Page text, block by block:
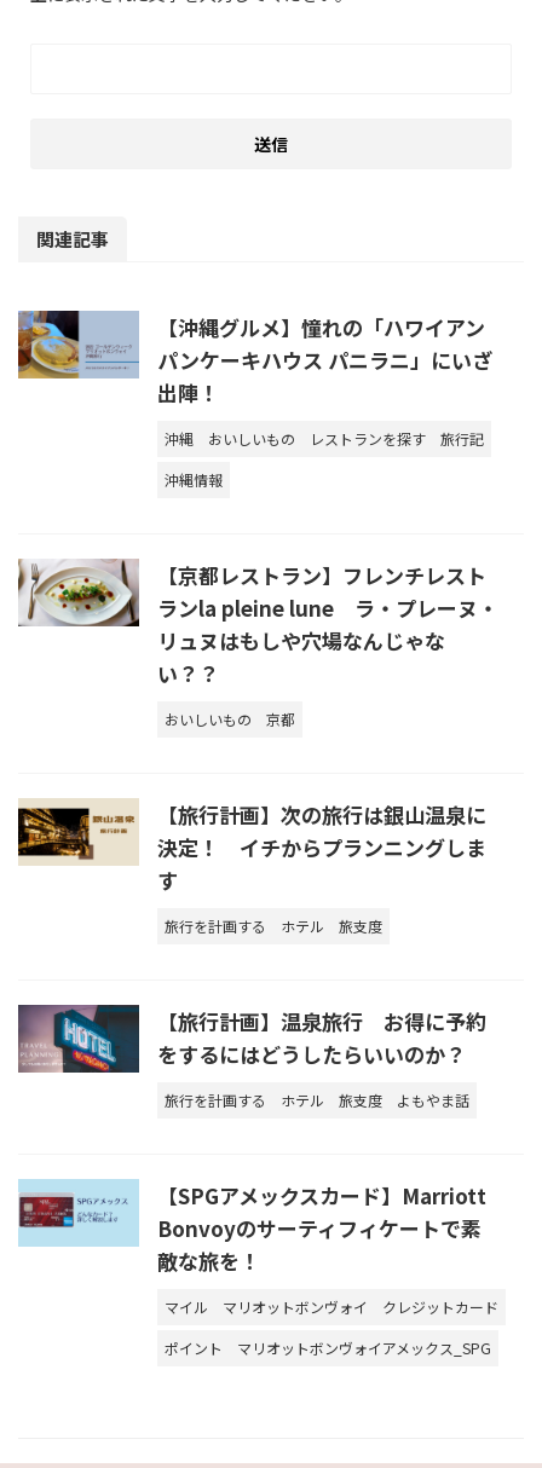
関連記事
【沖縄グルメ】憧れの「ハワイアン
パンケーキハウス パニラニ」にいざ
出陣！
沖縄 おいしいもの レストランを探す
旅行記
沖縄情報
【京都レストラン】フレンチレスト
ランla pleine lune ラ・プレーヌ・
リュヌはもしや穴場なんじゃな
い？？
おいしいもの 京都
【旅行計画】次の旅行は銀山温泉に
決定！ イチからプランニングしま
す
旅行を計画する ホテル 旅支度
【旅行計画】温泉旅行 お得に予約
をするにはどうしたらいいのか？
旅行を計画する ホテル 旅支度 よもやま話
【SPGアメックスカード】Marriott
Bonvoyのサーティフィケートで素
敵な旅を！
マイル マリオットボンヴォイ
クレジットカード
ポイント
マリオットボンヴォイアメックス_SPG